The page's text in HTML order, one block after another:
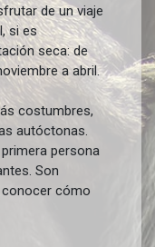
de un viaje
si es
seca: de
a abril.
costumbres,
autóctonas.
persona
Son
conocer cómo